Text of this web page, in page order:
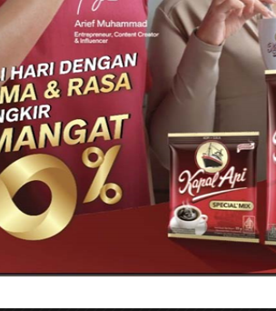
destinasi wisata bahari kelas dunia,
wisata kepulauan yang autentik
sektor budaya dan heritage melalui
kuliner khas, yang menjadi daya tarik
wisata sejarah, budaya, kuliner, dan
religi, serta potensi MICE, menjadi nilai
Weekend di Surabaya Makin Seru